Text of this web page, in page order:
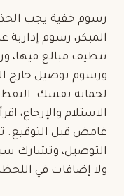
رسوم خفية يجب الحذر
المبكر، رسوم
تنظيف مبالغ فيها،
ورسوم توصيل خارج
لحماية نفسك: التقط
الاستلام والإرجاع،
غامض قبل التوقيع.
التوصيل، وتشارك
ولا إضافات في اللحظة